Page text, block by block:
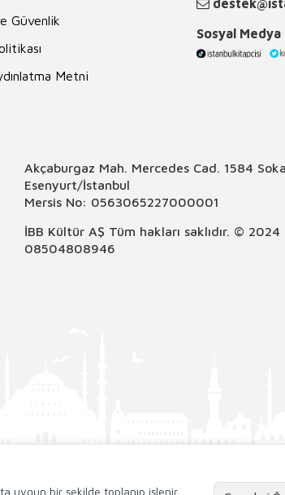
Güvenlik
Metni
Sosyal Medya
Akçaburgaz Mah. Mercedes Cad. 1584
Esenyurt/İstanbul
Mersis No: 0563065227000001
İBB Kültür AŞ Tüm hakları saklıdır. © 2024
08504808946
uygun bir şekilde toplanıp işlenir.